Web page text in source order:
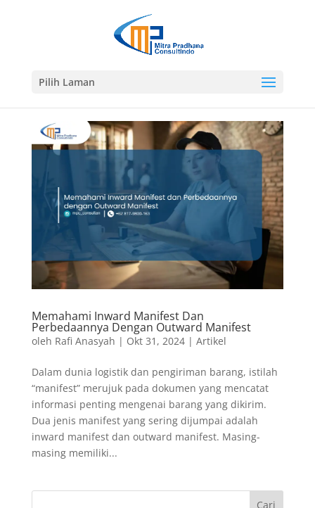
Pilih Laman
Memahami Inward Manifest Dan
Perbedaannya Dengan Outward Manifest
oleh Rafi Anasyah | Okt 31, 2024| Artikel
Dalam dunia logistik dan pengiriman barang, istilah
“manifest” merujuk pada dokumen yang mencatat
informasi penting mengenai barang yang dikirim.
Dua jenis manifest yang sering dijumpai adalah
inward manifest dan outward manifest. Masing-
masing memiliki...